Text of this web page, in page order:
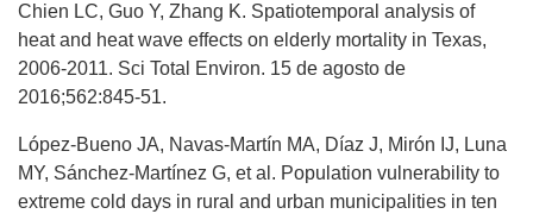
Chien LC, Guo Y, Zhang K. Spatiotemporal analysis of
heat and heat wave effects on elderly mortality in Texas,
2006-2011. Sci Total Environ. 15 de agosto de
2016;562:845-51.
López-Bueno JA, Navas-Martín MA, Díaz J, Mirón IJ, Luna
MY, Sánchez-Martínez G, et al. Population vulnerability to
extreme cold days in rural and urban municipalities in ten